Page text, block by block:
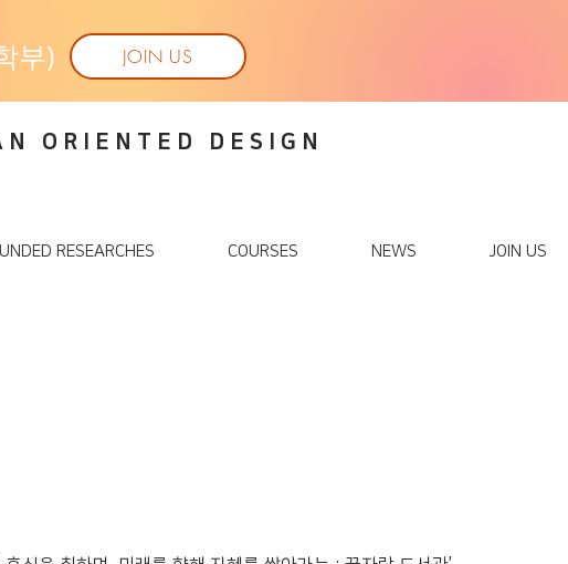
부) JOIN US
ORIENTED DESIGN
RESEARCHES COURSES NEWS JOIN US